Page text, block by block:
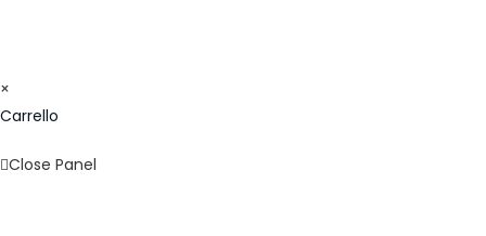
×
Carrello
Close Panel